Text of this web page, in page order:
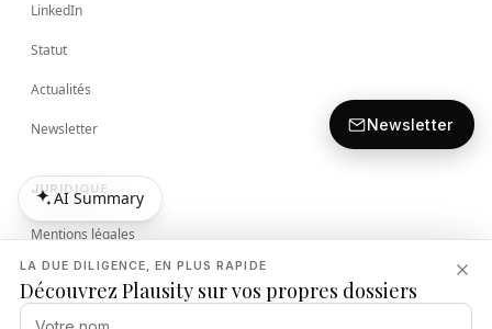
LA DUE DILIGENCE, EN PLUS RAPIDE
Découvrez Plausity sur vos propres dossiers
LinkedIn
Statut
Actualités
Newsletter
JURIDIQUE
Mentions légales
Conditions
AI Summary
AI Summary
Newsletter